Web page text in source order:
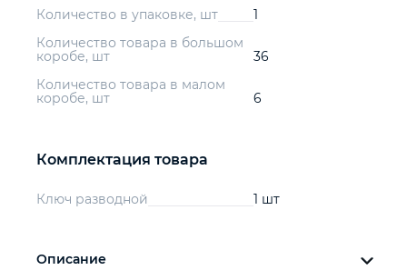
Количество в упаковке, шт
1
Количество товара в большом
коробе, шт
36
Количество товара в малом
коробе, шт
6
Комплектация товара
Ключ разводной 1 шт
Описание